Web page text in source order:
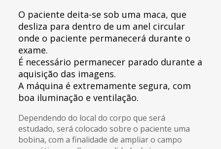
O paciente deita-se sob uma maca, que
desliza para dentro de um anel circular
onde o paciente permanecerá durante o
exame.
É necessário permanecer parado durante a
aquisição das imagens.
A máquina é extremamente segura, com
boa iluminação e ventilação.
Dependendo do local do corpo que será
estudado, será colocado sobre o paciente uma
bobina, com a finalidade de ampliar o campo